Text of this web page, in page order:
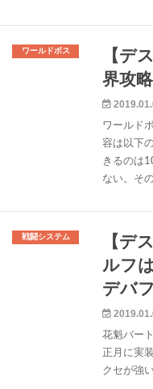
ワールドボス
【デ
界攻
ワールド
容は以下
きるのは
ない。そ
戦闘システム
【デ
ルフ
デバ
花魁バー
正月に実
クセが強